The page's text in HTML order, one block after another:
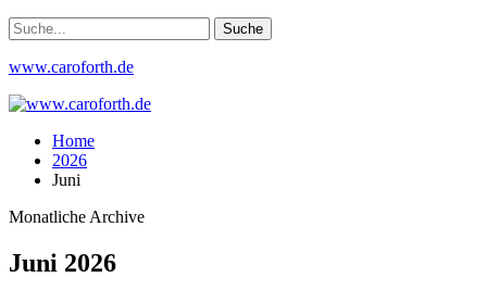
www.caroforth.de
Home
2026
Juni
Monatliche Archive
Juni 2026